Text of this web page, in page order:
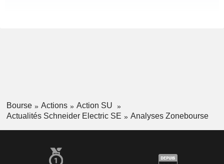
Bourse Actions
Action SU
Actualités Schneider Electric SE
Analyses Zonebourse